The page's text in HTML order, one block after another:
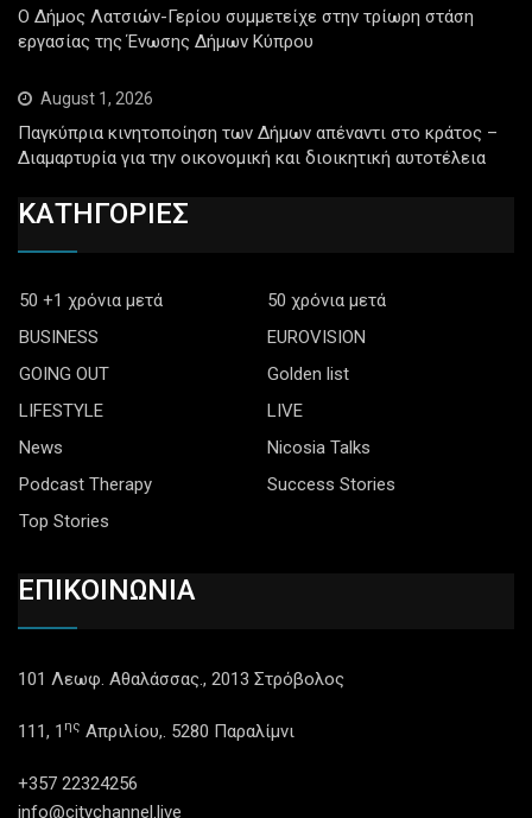
Ο Δήμος Λατσιών-Γερίου συμμετείχε στην τρίωρη στάση
εργασίας της Ένωσης Δήμων Κύπρου
August 1, 2026
Παγκύπρια κινητοποίηση των Δήμων απέναντι στο κράτος –
Διαμαρτυρία για την οικονομική και διοικητική αυτοτέλεια
ΚΑΤΗΓΟΡΙΕΣ
50 +1 χρόνια μετά
50 χρόνια μετά
BUSINESS
EUROVISION
GOING OUT
Golden list
LIFESTYLE
LIVE
News
Nicosia Talks
Podcast Therapy
Success Stories
Top Stories
ΕΠΙΚΟΙΝΩΝΙΑ
101 Λεωφ. Αθαλάσσας., 2013 Στρόβολος
111, 1 ης Απριλίου,. 5280 Παραλίμνι
+357 22324256
info@citychannel.live